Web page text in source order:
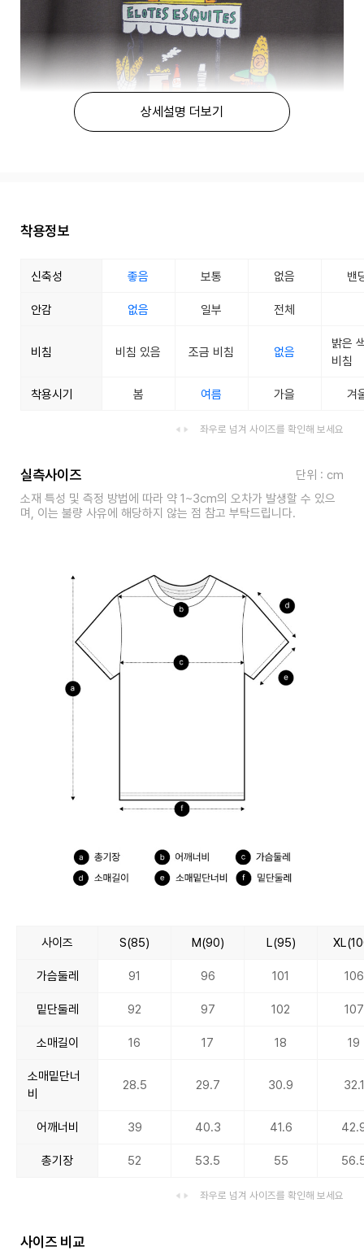
상세설명 더보기
착용정보
신축성 좋음 보통 없음 밴
안감 없음 일부 전체
비침 비침 있음 조금 비침 없음
밝은
비침
착용시기 봄 여름 가을 겨
좌우로 넘겨 사이즈를 확인해 보세요
실측사이즈
단위 : cm
소재 특성 및 측정 방법에 따라 약 1~3cm의 오차가 발생할 수 있으
며, 이는 불량 사유에 해당하지 않는 점 참고 부탁드립니다.
사이즈 S(85) M(90) L(95)
가슴둘레 91 96 101 106
밑단둘레 92 97 102 107
소매길이 16 17 18 19
소매밑단너
비
28.5 29.7 30.9 32.1
어깨너비 39 40.3 41.6
총기장 52 53.5 55
좌우로 넘겨 사이즈를 확인해 보세요
사이즈 비교